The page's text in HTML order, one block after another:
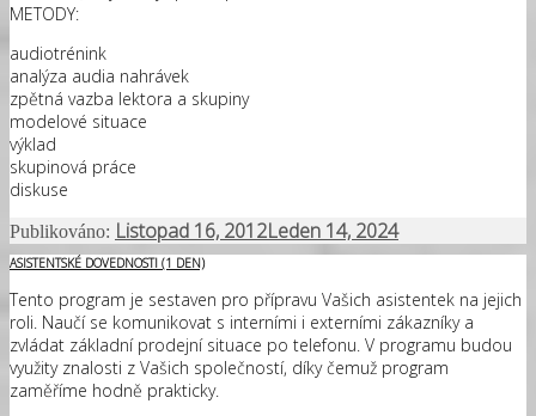
METODY:
audiotrénink
analýza audia nahrávek
zpětná vazba lektora a skupiny
modelové situace
výklad
skupinová práce
diskuse
Publikováno: Listopad 16, 2012Leden 14, 2024
ASISTENTSKÉ DOVEDNOSTI (1 DEN)
Tento program je sestaven pro přípravu Vašich asistentek na jejich
roli. Naučí se komunikovat s interními i externími zákazníky a
zvládat základní prodejní situace po telefonu. V programu budou
využity znalosti z Vašich společností, díky čemuž program
zaměříme hodně prakticky.